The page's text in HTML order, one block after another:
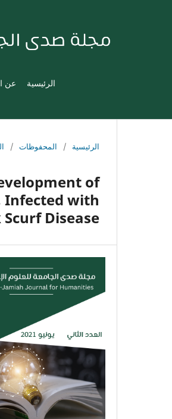
الرئيسية عن
الرئيسية / المحفوظات /
of
Infected with
Scurf Disease